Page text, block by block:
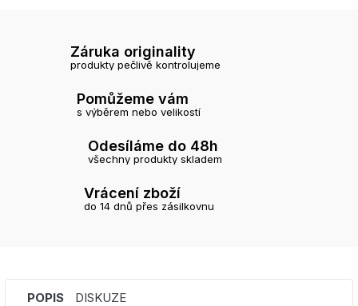
Záruka originality
produkty pečlivě kontrolujeme
Pomůžeme vám
s výběrem nebo velikostí
Odesíláme do 48h
všechny produkty skladem
Vrácení zboží
do 14 dnů přes zásilkovnu
POPIS DISKUZE